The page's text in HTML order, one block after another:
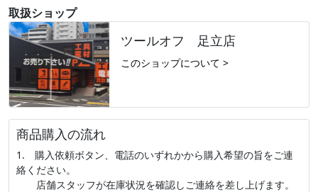
取扱ショップ
ツールオフ 足立店
このショップについて >
商品購入の流れ
1. 購入依頼ボタン、電話のいずれかから購入希望の旨をご連
絡ください。
店舗スタッフが在庫状況を確認しご連絡を差し上げます。